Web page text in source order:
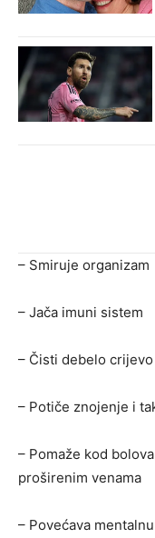
– Smiruje organizam
– Jača imuni sistem
– Čisti debelo crijevo
– Potiče znojenje i
– Pomaže kod
proširenim venama
– Povećava